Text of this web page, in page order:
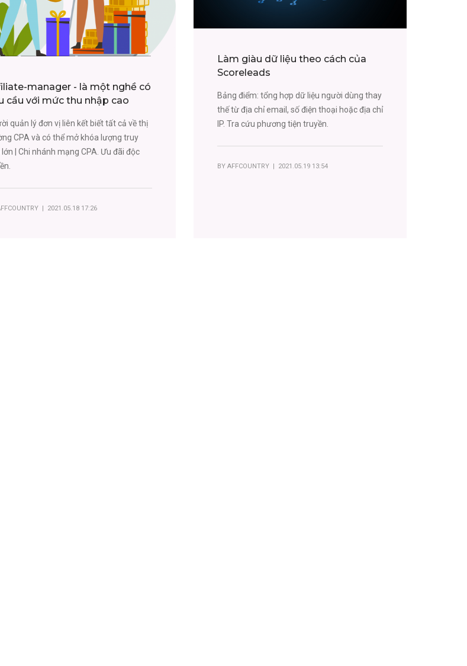
manager - là một nghề có
cầu với mức thu nhập cao
quản lý đơn vị liên kết biết tất cả về thị
CPA và có thể mở khóa lượng truy
| Chi nhánh mạng CPA. Ưu đãi độc
| 2021.05.18 17:26
Làm giàu dữ liệu theo cách của
Scoreleads
Bảng điểm: tổng hợp dữ liệu người dùng thay
thế từ địa chỉ email, số điện thoại hoặc địa chỉ
IP. Tra cứu phương tiện truyền.
BY AFFCOUNTRY | 2021.05.19 13:54